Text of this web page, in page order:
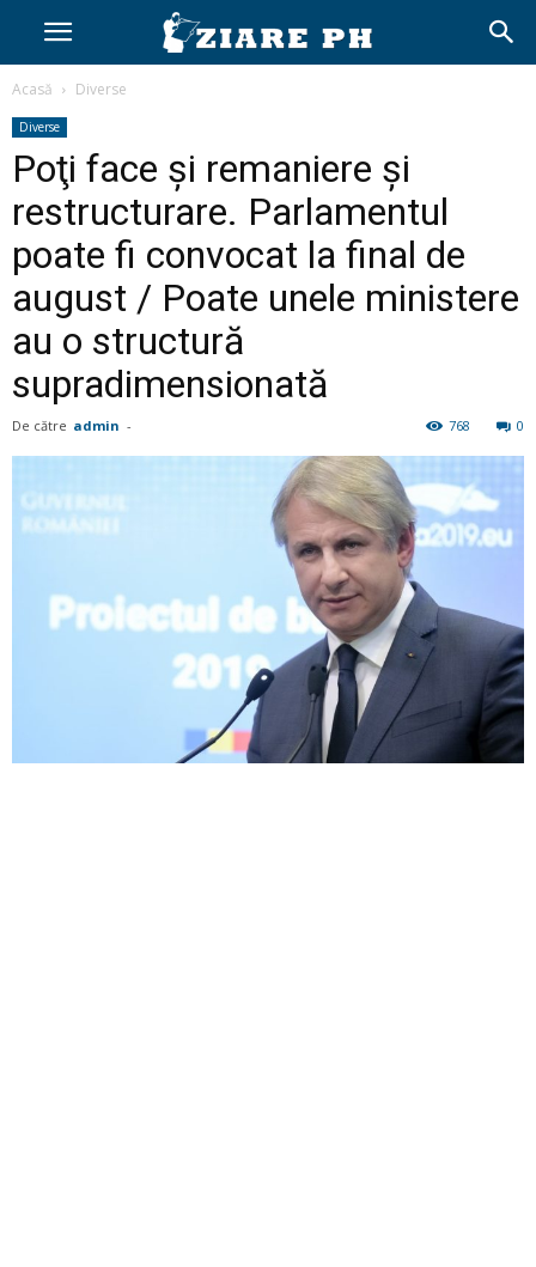
Acasă Diverse
Diverse
Poţi face şi remaniere şi
restructurare. Parlamentul
poate fi convocat la final de
august / Poate unele ministere
au o structură
supradimensionată
De către admin - 0
768